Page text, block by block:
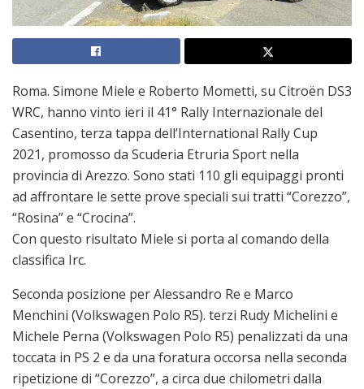
Roma. Simone Miele e Roberto Mometti, su Citroën DS3
WRC, hanno vinto ieri il 41° Rally Internazionale del
Casentino, terza tappa dell’International Rally Cup
2021, promosso da Scuderia Etruria Sport nella
provincia di Arezzo. Sono stati 110 gli equipaggi pronti
ad affrontare le sette prove speciali sui tratti “Corezzo”,
“Rosina” e “Crocina”.
Con questo risultato Miele si porta al comando della
classifica Irc.
Seconda posizione per Alessandro Re e Marco
Menchini (Volkswagen Polo R5). terzi Rudy Michelini e
Michele Perna (Volkswagen Polo R5) penalizzati da una
toccata in PS 2 e da una foratura occorsa nella seconda
ripetizione di “Corezzo”, a circa due chilometri dalla